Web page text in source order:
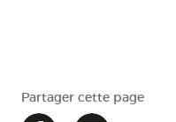
Partager cette page